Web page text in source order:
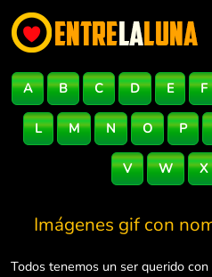
A B C D E F
L M N O P
V W X
Imágenes gif con
Todos tenemos un ser querido